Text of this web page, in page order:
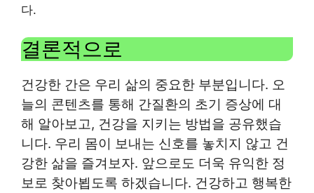
다.
결론적으로
건강한 간은 우리 삶의 중요한 부분입니다. 오
늘의 콘텐츠를 통해 간질환의 초기 증상에 대
해 알아보고, 건강을 지키는 방법을 공유했습
니다. 우리 몸이 보내는 신호를 놓치지 않고 건
강한 삶을 즐겨보자. 앞으로도 더욱 유익한 정
보로 찾아뵙도록 하겠습니다. 건강하고 행복한